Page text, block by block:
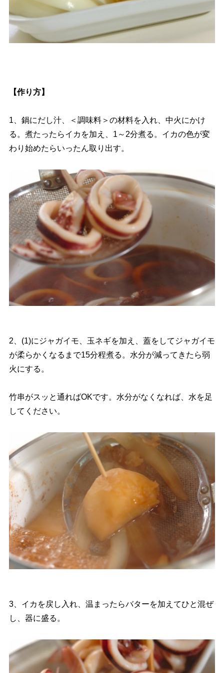
【作り方】
1、鍋にだし汁、＜調味料＞の材料を入れ、中火にかけ
る。煮たったらイカを加え、1～2分煮る。イカの色が変
わり始めたらいったん取り出す。
2、(1)にジャガイモ、玉ネギを加え、蓋をしてジャガイモ
が柔らかくなるまで15分程煮る。水分が減ってきたら弱
火にする。
竹串がスッと通ればOKです。水分がなくなれば、水を足
してください。
3、イカを戻し入れ、温まったらバターを加えてひと混ぜ
し、器に盛る。